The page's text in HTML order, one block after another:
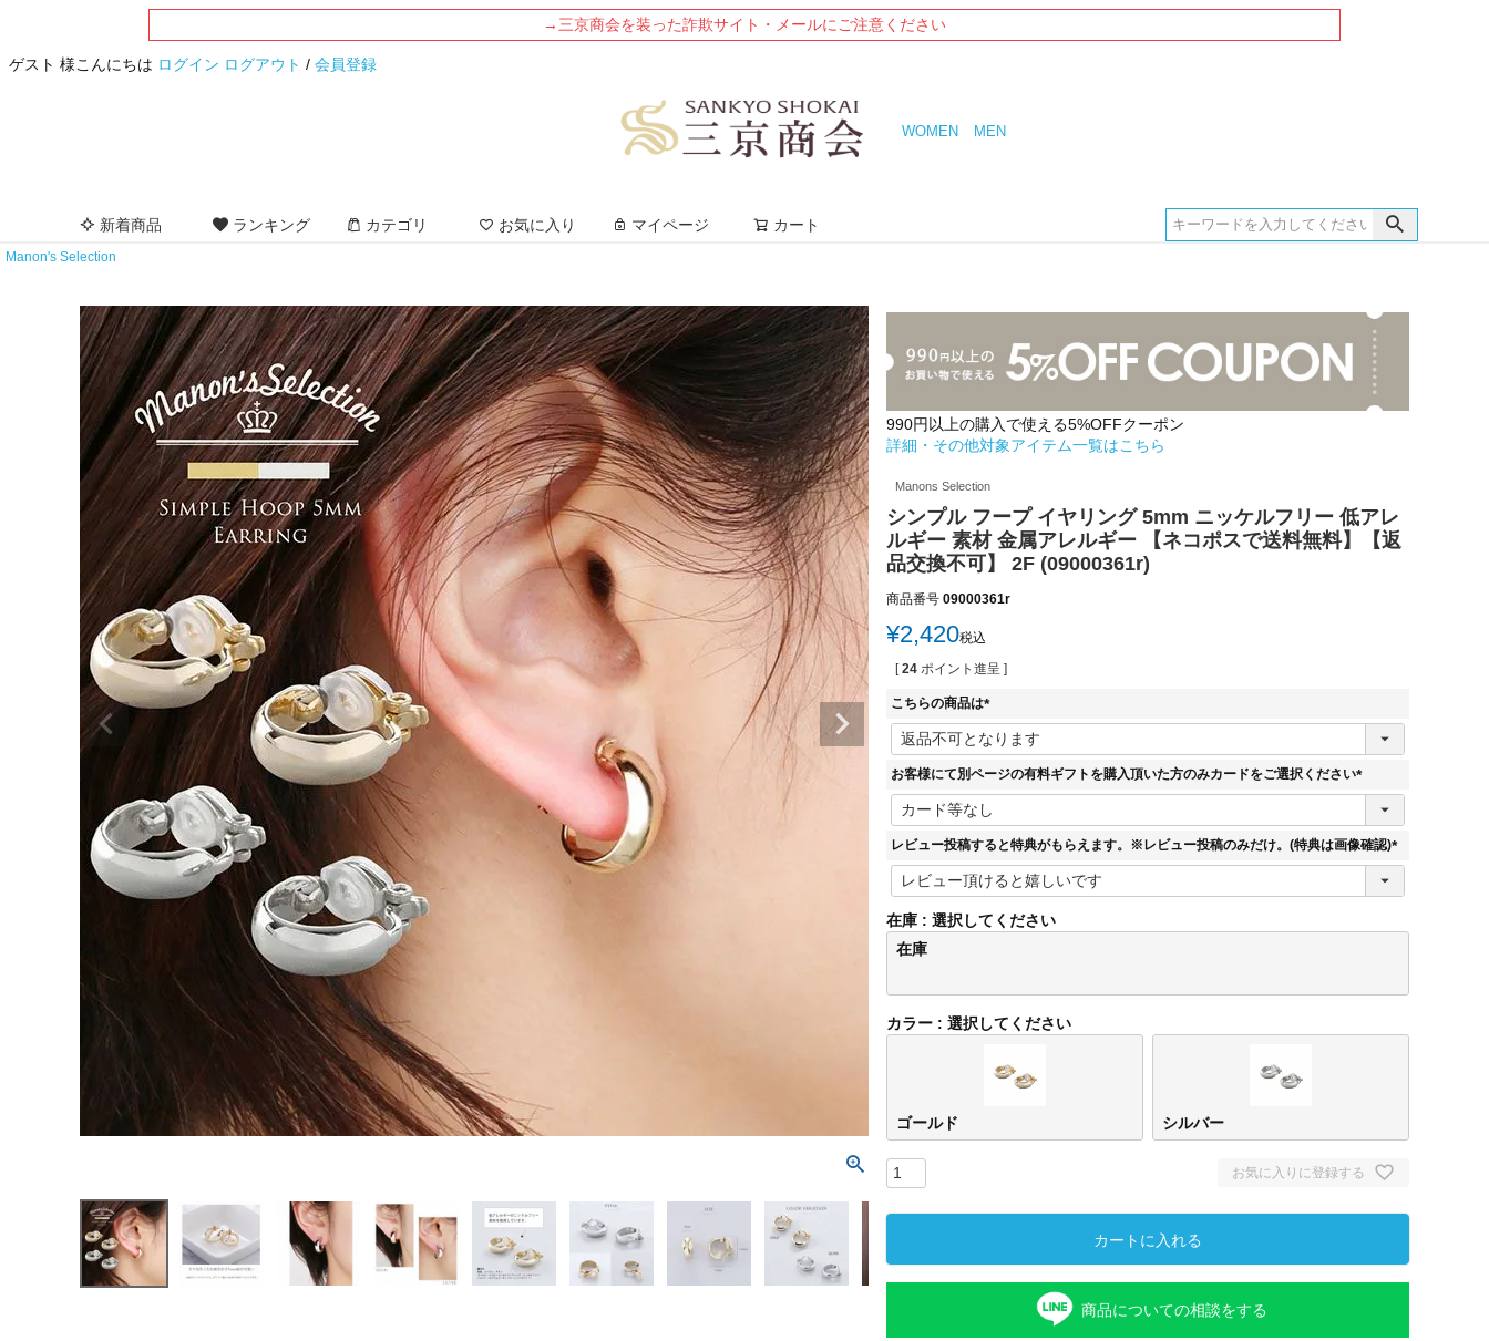
→三京商会を装った詐欺サイト・メールにご注意ください
ゲスト 様こんにちは ログイン ログアウト / 会員登録
WOMEN MEN
新着商品 ランキング カテゴリ お気に入り マイページ カート
Manon's Selection
シルバー
990円以上の購入で使える5%OFFクーポン
詳細・その他対象アイテム一覧はこちら
Manons Selection
シンプル フープ イヤリング 5mm ニッケルフリー 低アレ
ルギー 素材 金属アレルギー 【ネコポスで送料無料】【返
品交換不可】 2F (09000361r)
商品番号 09000361r
¥2,420税込
[ 24 ポイント進呈 ]
こちらの商品は
(
必
お客様にて別ページの有料ギフトを購入頂いた方のみカードをご選択ください
(
須
レビュー投稿すると特典がもらえます。※レビュー投稿のみだけ。(特典は画像確認)
(
)
在庫
選択してください
在庫
カラー 選択してください
ゴールド シルバー
お気に入りに登録する
カートに入れる
商品についての相談をする